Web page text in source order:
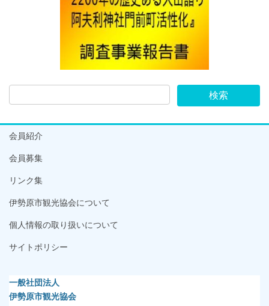
会員紹介
会員募集
リンク集
伊勢原市観光協会について
個人情報の取り扱いについて
サイトポリシー
一般社団法人
伊勢原市観光協会